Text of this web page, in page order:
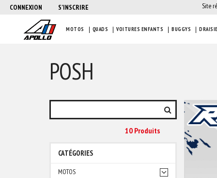
CONNEXION S'INSCRIRE Site
MOTOS QUADS VOITURES ENFANTS BUGGYS
POSH
10 ProduitS
CATÉGORIES
MOTOS